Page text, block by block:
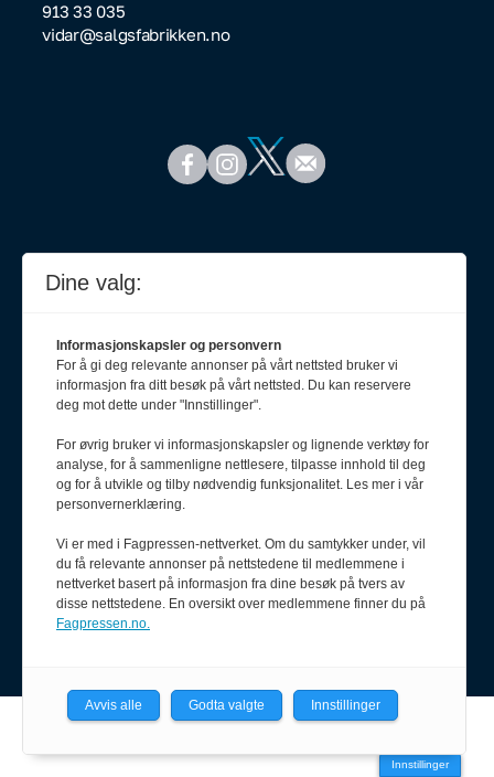
913 33 035
vidar@salgsfabrikken.no
Meld deg på nyhetsbrev
Innstillinger
Dine valg:
Informasjonskapsler og personvern
For å gi deg relevante annonser på vårt nettsted bruker vi
informasjon fra ditt besøk på vårt nettsted. Du kan reservere
deg mot dette under "Innstillinger".
For øvrig bruker vi informasjonskapsler og lignende verktøy for
analyse, for å sammenligne nettlesere, tilpasse innhold til deg
og for å utvikle og tilby nødvendig funksjonalitet. Les mer i vår
personvernerklæring.
Vi er med i Fagpressen-nettverket. Om du samtykker under, vil
du få relevante annonser på nettstedene til medlemmene i
nettverket basert på informasjon fra dine besøk på tvers av
disse nettstedene. En oversikt over medlemmene finner du på
Fagpressen.no.
Avvis alle Godta valgte Innstillinger